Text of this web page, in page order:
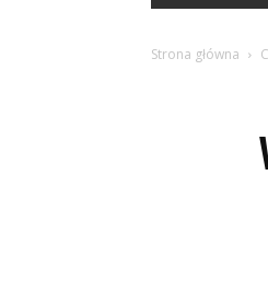
Strona główna